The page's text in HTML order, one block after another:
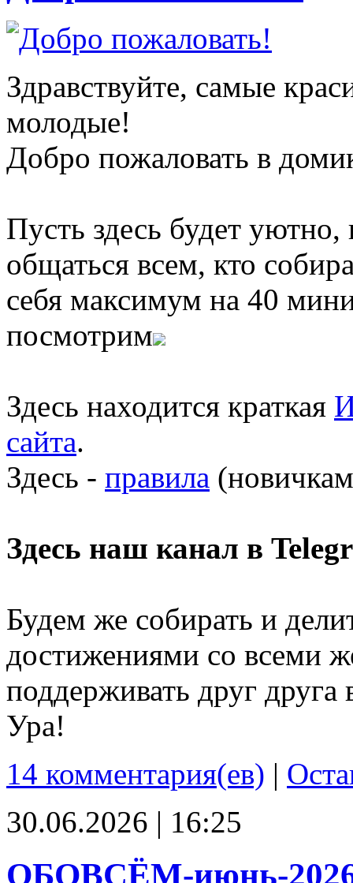
Здравствуйте, самые
молодые!
Добро пожаловать в
Пусть здесь будет
общаться всем, кто
себя максимум на 40
посмотрим
Здесь находится краткая
сайта.
Здесь - правила
Здесь наш канал в
Будем же собирать и
достижениями со всеми
поддерживать друг
Ура!
14 комментария(ев) |
30.06.2026 | 16:25
ОБОВСЁМ-июнь-